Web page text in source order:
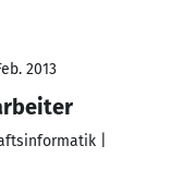
2013
|